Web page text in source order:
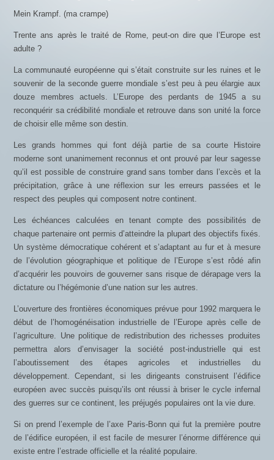
Mein Krampf. (ma crampe)
Trente ans après le traité de Rome, peut-on dire que l’Europe est
adulte ?
La communauté européenne qui s’était construite sur les ruines et le
souvenir de la seconde guerre mondiale s’est peu à peu élargie aux
douze membres actuels. L’Europe des perdants de 1945 a su
reconquérir sa crédibilité mondiale et retrouve dans son unité la force
de choisir elle même son destin.
Les grands hommes qui font déjà partie de sa courte Histoire
moderne sont unanimement reconnus et ont prouvé par leur sagesse
qu’il est possible de construire grand sans tomber dans l’excès et la
précipitation, grâce à une réflexion sur les erreurs passées et le
respect des peuples qui composent notre continent.
Les échéances calculées en tenant compte des possibilités de
chaque partenaire ont permis d’atteindre la plupart des objectifs fixés.
Un système démocratique cohérent et s’adaptant au fur et à mesure
de l’évolution géographique et politique de l’Europe s’est rôdé afin
d’acquérir les pouvoirs de gouverner sans risque de dérapage vers la
dictature ou l’hégémonie d’une nation sur les autres.
L’ouverture des frontières économiques prévue pour 1992 marquera le
début de l’homogénéisation industrielle de l’Europe après celle de
l’agriculture. Une politique de redistribution des richesses produites
permettra alors d’envisager la société post-industrielle qui est
l’aboutissement des étapes agricoles et industrielles du
développement. Cependant, si les dirigeants construisent l’édifice
européen avec succès puisqu’ils ont réussi à briser le cycle infernal
des guerres sur ce continent, les préjugés populaires ont la vie dure.
Si on prend l’exemple de l’axe Paris-Bonn qui fut la première poutre
de l’édifice européen, il est facile de mesurer l’énorme différence qui
existe entre l’estrade officielle et la réalité populaire.